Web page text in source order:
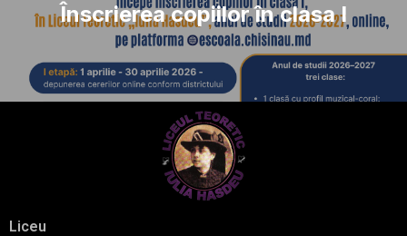
Înscrierea copiilor în clasa I
Liceu